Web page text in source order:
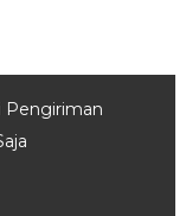
Pengiriman